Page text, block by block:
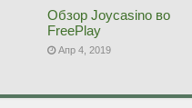
Обзор Joycasino во
FreePlay
Апр 4, 2019